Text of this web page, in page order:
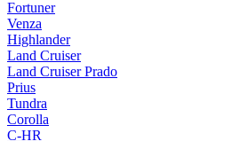
Fortuner
Venza
Highlander
Land Cruiser
Land Cruiser Prado
Prius
Tundra
Corolla
C-HR